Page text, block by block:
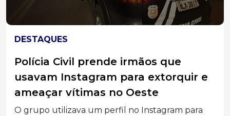
DESTAQUES
Polícia Civil prende irmãos que
usavam Instagram para extorquir e
ameaçar vítimas no Oeste
O grupo utilizava um perfil no Instagram para